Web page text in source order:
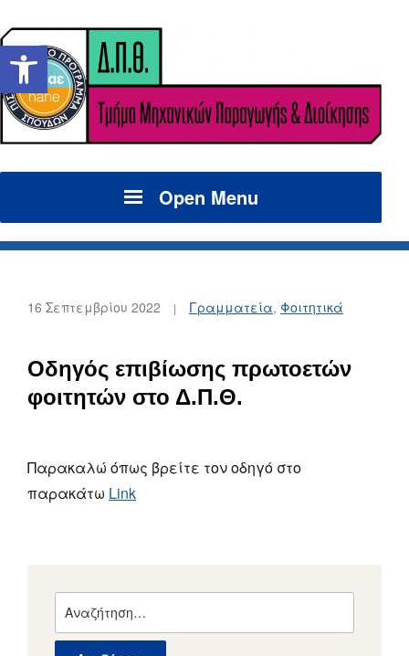
Ανοίξτε τη γραμμή εργαλείων
Open Menu
16 Σεπτεμβρίου 2022 Γραμματεία, Φοιτητικά
Οδηγός επιβίωσης πρωτοετών
φοιτητών στο Δ.Π.Θ.
Παρακαλώ όπως βρείτε τον οδηγό στο
παρακάτω Link
για: